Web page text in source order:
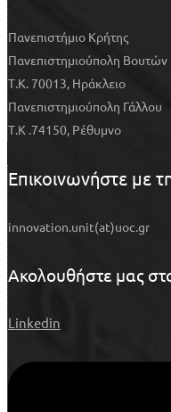
Πανεπιστήμιο Κρήτης
Πανεπιστημιούπολη Βουτών
Τ.Κ. 70013, Ηράκλειο
Πανεπιστημιούπολη Γάλλου
Τ.Κ .74150, Ρέθυμνο
Επικοινωνήστε με
innovation.unit(at)uoc.gr
Ακολουθήστε μας
Linkedin